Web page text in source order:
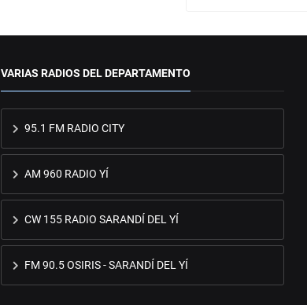
VARIAS RADIOS DEL DEPARTAMENTO
95.1 FM RADIO CITY
AM 960 RADIO YÍ
CW 155 RADIO SARANDÍ DEL YÍ
FM 90.5 OSIRIS - SARANDÍ DEL YÍ